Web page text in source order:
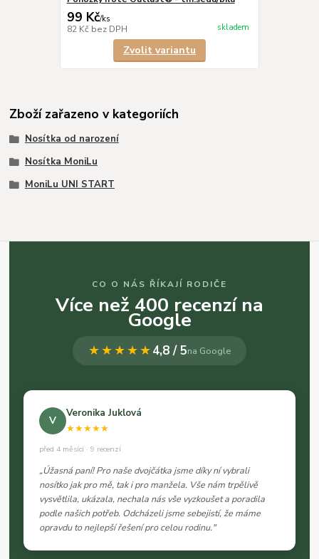
99 Kč/ks
82 Kč bez DPH skladem
Zvolit variantu
Zboží zařazeno v kategoriích
Nosítka od narození
Nosítka MoniLu
MoniLu UNI START
CO O NÁS ŘÍKAJÍ RODIČE
Více než 400 recenzí na
Google
★★★★★4,8 / 5na Google
V
Veronika Juklová
★★★★★
před 4 měsíci · 9 recenzí
„Úžasná paní! Pro naše dvojčátka jsme díky ní vybrali
nosítko jak pro mě, tak i pro manžela. Vše nám trpělivě
vysvětlila, ukázala, nechala nás vše vyzkoušet a poradila
podle našich potřeb. Odcházeli jsme sebejistí, že máme
opravdu to nejlepší řešení pro celou rodinu."